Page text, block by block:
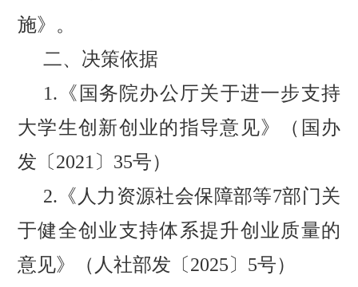
施》。
二、决策依据
1.《国务院办公厅关于进一步支持
大学生创新创业的指导意见》（国办
发〔2021〕35号）
2. 《 人力资源社会保障部等7部门关
于健全创业支持体系提升创业质量的
意见》 （人社部发〔2025〕5号）